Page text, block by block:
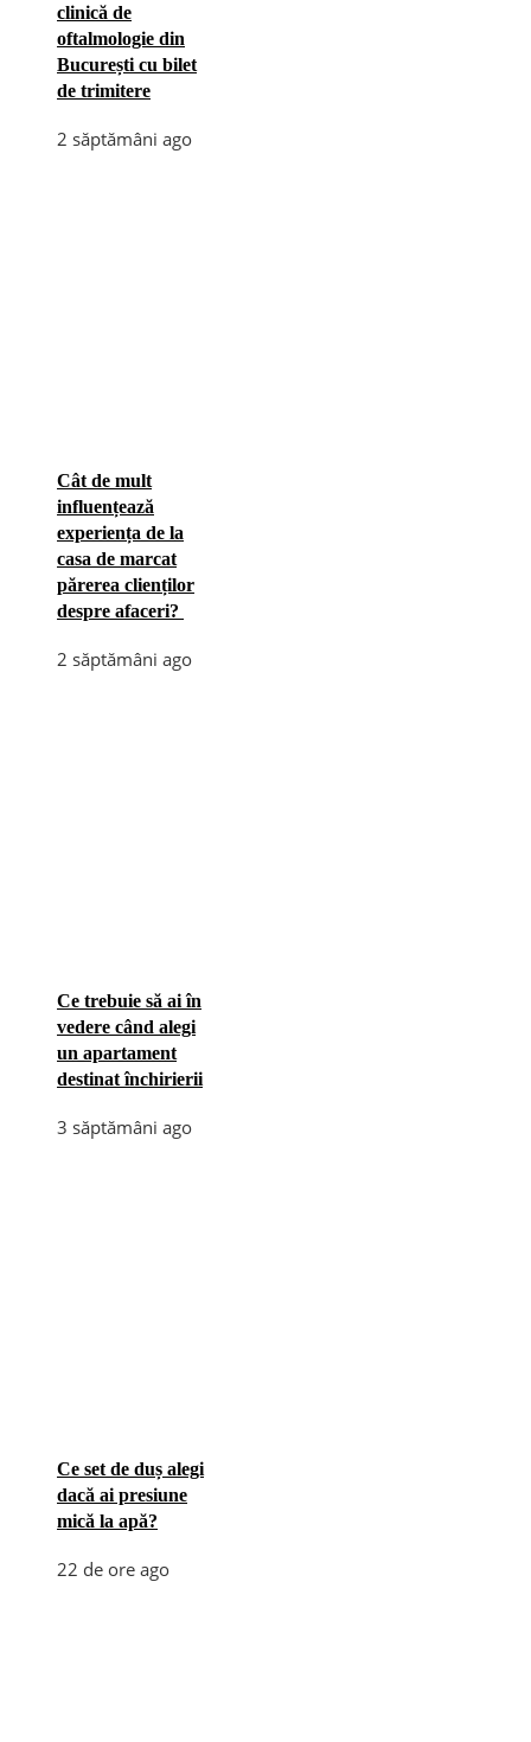
clinică de
oftalmologie din
București cu bilet
de trimitere
2 săptămâni ago
Cât de mult
influențează
experiența de la
casa de marcat
părerea clienților
despre afaceri?
2 săptămâni ago
Ce trebuie să ai în
vedere când alegi
un apartament
destinat închirierii
3 săptămâni ago
Ce set de duș alegi
dacă ai presiune
mică la apă?
22 de ore ago